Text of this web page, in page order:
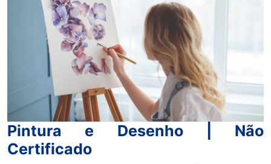
Pintura e Desenho | Não
Certificado